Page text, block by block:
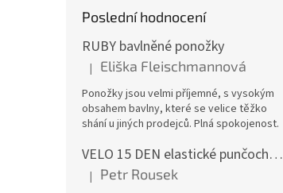
Poslední hodnocení
RUBY bavlněné ponožky
Hodnocení produktu je 5 z 5 hvězdiček.
| Eliška Fleischmannová
Ponožky jsou velmi příjemné, s vysokým
obsahem bavlny, které se velice těžko
shání u jiných prodejců. Plná spokojenost.
VELO 15 DEN elastické punčochové kalhoty
Hodnocení produktu je 5 z 5 hvězdiček.
| Petr Rousek